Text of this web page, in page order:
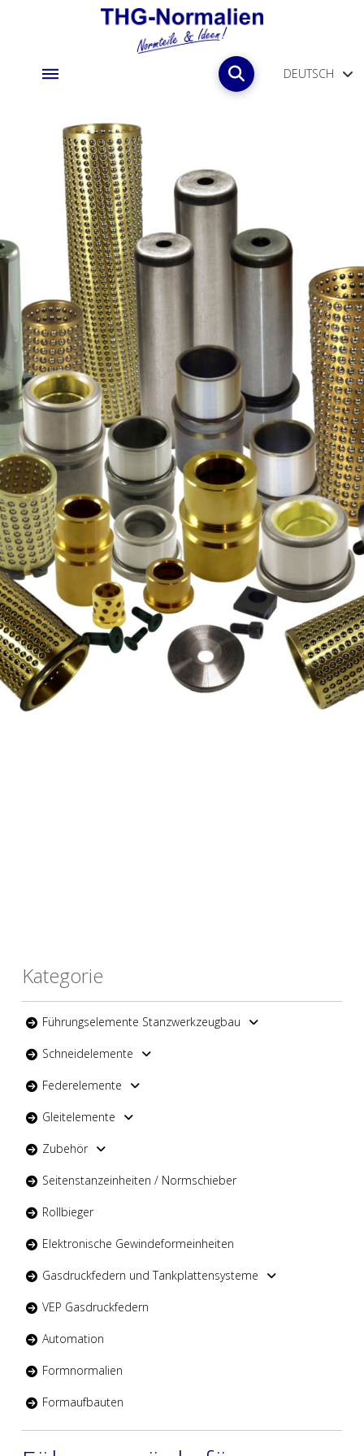
DEUTSCH
Kategorie
Führungselemente Stanzwerkzeugbau
Schneidelemente
Federelemente
Gleitelemente
Zubehör
Seitenstanzeinheiten / Normschieber
Rollbieger
Elektronische Gewindeformeinheiten
Gasdruckfedern und Tankplattensysteme
VEP Gasdruckfedern
Automation
Formnormalien
Formaufbauten